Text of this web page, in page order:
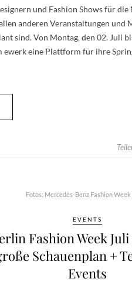
und Fashion Shows für die
anderen Veranstaltungen und
sind. Von Montag, den 02. Juli
ewerk eine Plattform für ihre
Fotos: Mercedes-Benz Fashion
EVENTS
Fashion Week Juli
Schauenplan +
Events